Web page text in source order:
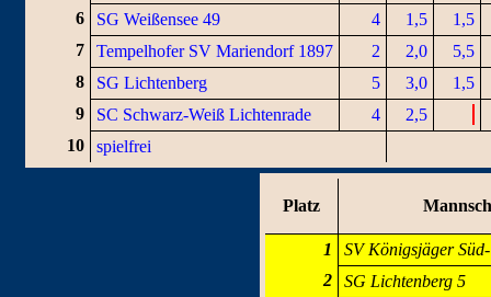
6
SG Weißensee 49 4 1,5
1,5
7
Tempelhofer SV Mariendorf 1897 2 2,0
5,5
8
SG Lichtenberg 5 3,0
1,5
9
SC Schwarz-Weiß Lichtenrade 4
2,5
10
spielfrei
Platz
1
SV Königsjäger Süd-
2
SG Lichtenberg 5